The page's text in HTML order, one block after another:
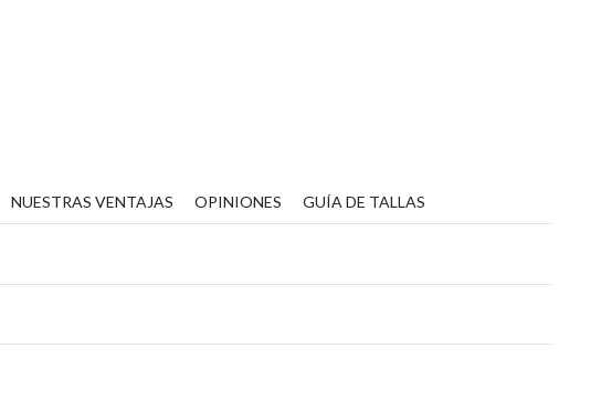
NUESTRAS VENTAJAS OPINIONES GUÍA DE TALLAS